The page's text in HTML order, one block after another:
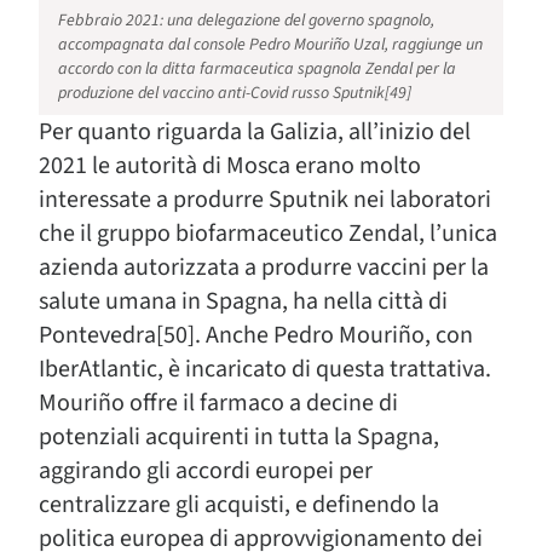
Febbraio 2021: una delegazione del governo spagnolo,
accompagnata dal console Pedro Mouriño Uzal, raggiunge un
accordo con la ditta farmaceutica spagnola Zendal per la
produzione del vaccino anti-Covid russo Sputnik[49]
Per quanto riguarda la Galizia, all’inizio del
2021 le autorità di Mosca erano molto
interessate a produrre Sputnik nei laboratori
che il gruppo biofarmaceutico Zendal, l’unica
azienda autorizzata a produrre vaccini per la
salute umana in Spagna, ha nella città di
Pontevedra[50]. Anche Pedro Mouriño, con
IberAtlantic, è incaricato di questa trattativa.
Mouriño offre il farmaco a decine di
potenziali acquirenti in tutta la Spagna,
aggirando gli accordi europei per
centralizzare gli acquisti, e definendo la
politica europea di approvvigionamento dei